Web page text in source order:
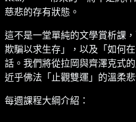
慈悲的存有狀態。
這不是一堂單純的文學賞析課
欺騙以求生存」，以及「如何
話。我們將從拉岡與齊澤克式
近乎佛法「止觀雙運」的溫柔悲
每週課程大綱介紹：